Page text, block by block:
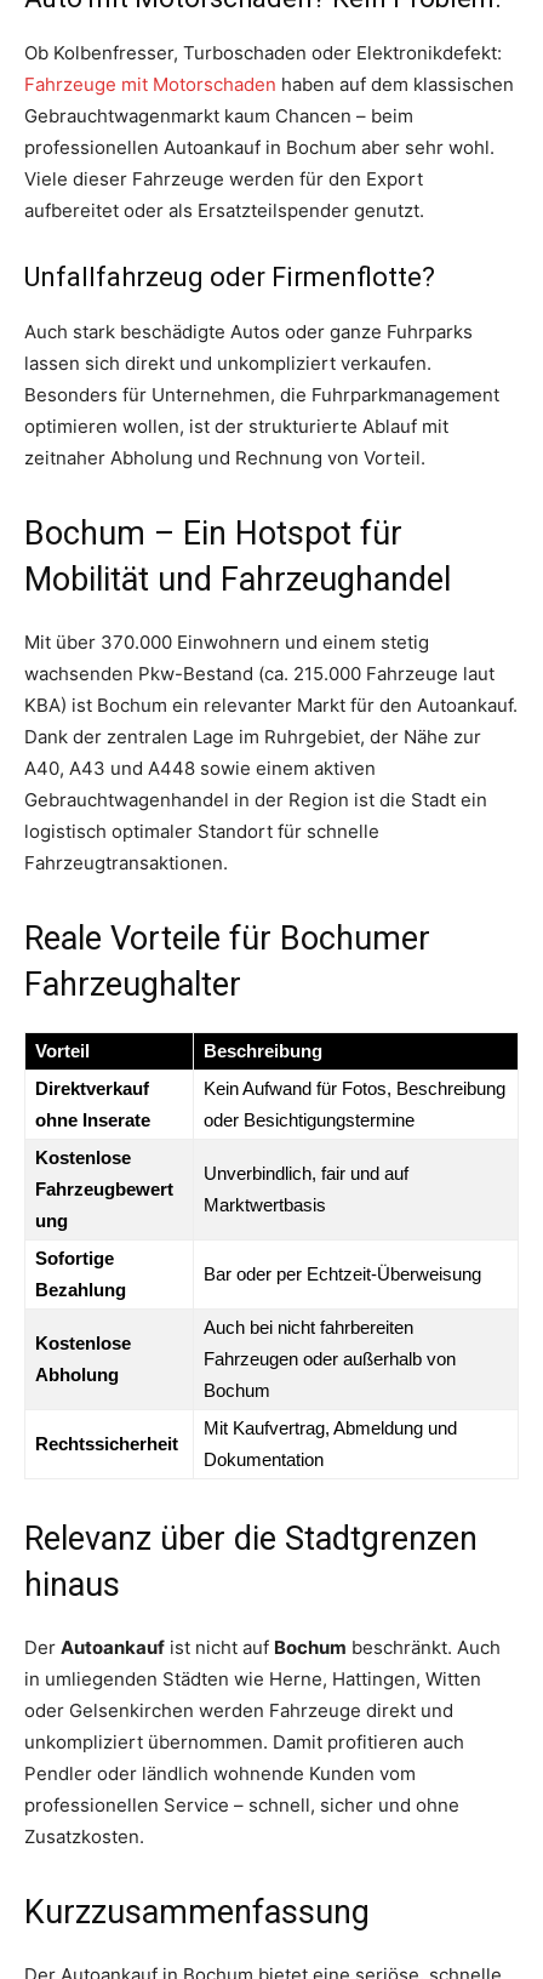
Ob Kolbenfresser, Turboschaden oder Elektronikdefekt:
Fahrzeuge mit Motorschaden haben auf dem klassischen
Gebrauchtwagenmarkt kaum Chancen – beim
professionellen Autoankauf in Bochum aber sehr wohl.
Viele dieser Fahrzeuge werden für den Export
aufbereitet oder als Ersatzteilspender genutzt.
Unfallfahrzeug oder Firmenflotte?
Auch stark beschädigte Autos oder ganze Fuhrparks
lassen sich direkt und unkompliziert verkaufen.
Besonders für Unternehmen, die Fuhrparkmanagement
optimieren wollen, ist der strukturierte Ablauf mit
zeitnaher Abholung und Rechnung von Vorteil.
Bochum – Ein Hotspot für
Mobilität und Fahrzeughandel
Mit über 370.000 Einwohnern und einem stetig
wachsenden Pkw-Bestand (ca. 215.000 Fahrzeuge laut
KBA) ist Bochum ein relevanter Markt für den Autoankauf.
Dank der zentralen Lage im Ruhrgebiet, der Nähe zur
A40, A43 und A448 sowie einem aktiven
Gebrauchtwagenhandel in der Region ist die Stadt ein
logistisch optimaler Standort für schnelle
Fahrzeugtransaktionen.
Reale Vorteile für Bochumer
Fahrzeughalter
Vorteil
Beschreibung
Direktverkauf
ohne Inserate
Kein Aufwand für Fotos, Beschreibung
oder Besichtigungstermine
Kostenlose
Fahrzeugbewert
ung
Unverbindlich, fair und auf
Marktwertbasis
Sofortige
Bezahlung
Bar oder per Echtzeit-Überweisung
Kostenlose
Abholung
Auch bei nicht fahrbereiten
Fahrzeugen oder außerhalb von
Bochum
Rechtssicherheit
Mit Kaufvertrag, Abmeldung und
Dokumentation
Relevanz über die Stadtgrenzen
hinaus
Der Autoankauf ist nicht auf Bochum beschränkt. Auch
in umliegenden Städten wie Herne, Hattingen, Witten
oder Gelsenkirchen werden Fahrzeuge direkt und
unkompliziert übernommen. Damit profitieren auch
Pendler oder ländlich wohnende Kunden vom
professionellen Service – schnell, sicher und ohne
Zusatzkosten.
Kurzzusammenfassung